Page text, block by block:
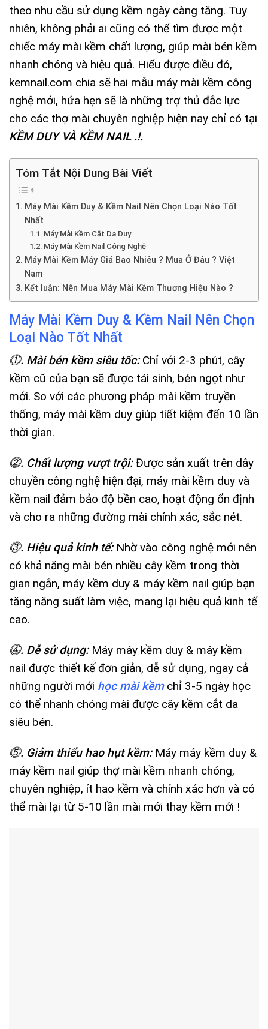
theo nhu cầu sử dụng kềm ngày càng tăng. Tuy
nhiên, không phải ai cũng có thể tìm được một
chiếc máy mài kềm chất lượng, giúp mài bén kềm
nhanh chóng và hiệu quả. Hiểu được điều đó,
kemnail.com chia sẽ hai mẫu máy mài kềm công
nghệ mới, hứa hẹn sẽ là những trợ thủ đắc lực
cho các thợ mài chuyên nghiệp hiện nay chỉ có tại
KỀM DUY VÀ KỀM NAIL .!.
Tóm Tắt Nội Dung Bài Viết
Máy Mài Kềm Duy & Kềm Nail Nên Chọn Loại Nào Tốt
Nhất
Máy Mài Kềm Cắt Da Duy
Máy Mài Kềm Nail Công Nghệ
Máy Mài Kềm Máy Giá Bao Nhiêu ? Mua Ở Đâu ? Việt
Nam
Kết luận: Nên Mua Máy Mài Kềm Thương Hiệu Nào ?
Máy Mài Kềm Duy & Kềm Nail Nên Chọn
Loại Nào Tốt Nhất
⓵. Mài bén kềm siêu tốc:Chỉ với 2-3 phút, cây
kềm cũ của bạn sẽ được tái sinh, bén ngọt như
mới. So với các phương pháp mài kềm truyền
thống, máy mài kềm duy giúp tiết kiệm đến 10 lần
thời gian.
⓶. Chất lượng vượt trội:Được sản xuất trên dây
chuyền công nghệ hiện đại, máy mài kềm duy và
kềm nail đảm bảo độ bền cao, hoạt động ổn định
và cho ra những đường mài chính xác, sắc nét.
⓷. Hiệu quả kinh tế:Nhờ vào công nghệ mới nên
có khả năng mài bén nhiều cây kềm trong thời
gian ngắn, máy kềm duy & máy kềm nail giúp bạn
tăng năng suất làm việc, mang lại hiệu quả kinh tế
cao.
⓸. Dễ sử dụng:Máy máy kềm duy & máy kềm
nail được thiết kế đơn giản, dễ sử dụng, ngay cả
những người mới học mài kềmchỉ 3-5 ngày học
có thể nhanh chóng mài được cây kềm cắt da
siêu bén.
⓹. Giảm thiểu hao hụt kềm:Máy máy kềm duy &
máy kềm nail giúp thợ mài kềm nhanh chóng,
chuyên nghiệp, ít hao kềm và chính xác hơn và có
thể mài lại từ 5-10 lần mài mới thay kềm mới !